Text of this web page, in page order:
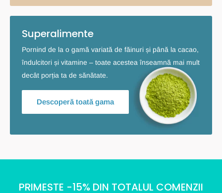
Superalimente
Pornind de la o gamă variată de făinuri și până la cacao,
îndulcitori și vitamine – toate acestea înseamnă mai mult
decât porția ta de sănătate.
Descoperă toată gama
PRIMESTE -15% DIN TOTALUL COMENZII